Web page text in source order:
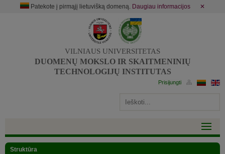
Patekote į pirmąjį lietuvišką domeną. Daugiau informacijos ✕
VILNIAUS UNIVERSITETAS
DUOMENŲ MOKSLO IR SKAITMENINIŲ
TECHNOLOGIJŲ INSTITUTAS
Struktūra